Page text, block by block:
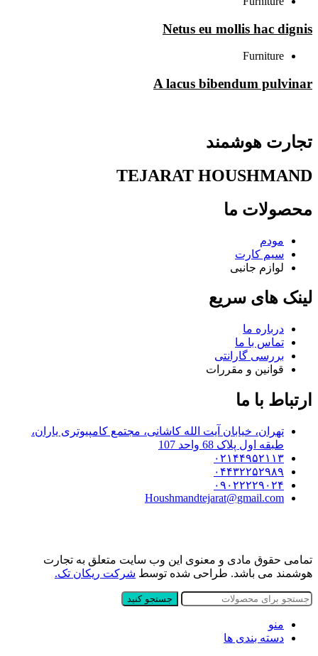
Netus eu mollis hac dignis
Furniture
A lacus bibendum pulvinar
تجارت هوشمند
TEJARAT HOUSHMAND
محصولات ما
مودم
سیم کارت
لوازم جانبی
لینک های سریع
درباره ما
تماس با ما
بررسی گارانتی
قوانین و مقررات
ارتباط با ما
تهران، خیابان آیت الله کاشانی، مجتمع کامپیوتری یاران،
طبقه اول پلاک 68 واحد 107
۰۲۱۴۴۹۵۲۱۱۳
۰۴۴۳۲۲۵۲۹۸۹
۰۹۰۲۲۲۲۹۰۲۴
Houshmandtejarat@gmail.com
تمامی حقوق مادی و معنوی این وب سایت متعلق به تجارت
هوشمند می باشد. طراحی شده توسط شرکت ریکان تک.
جستجو کنید
منو
دسته بندی ها